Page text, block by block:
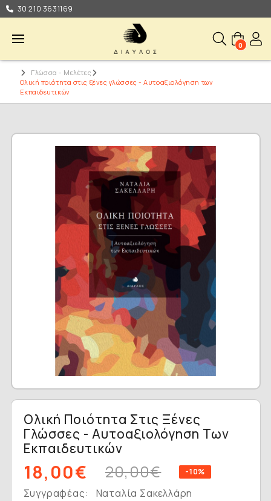
30 210 3631169
0
Γλώσσα - Μελέτες
Ολική ποιότητα στις ξένες γλώσσες - Αυτοαξιολόγηση των
Εκπαιδευτικών
Ολική Ποιότητα Στις Ξένες
Γλώσσες - Αυτοαξιολόγηση Των
Εκπαιδευτικών
18,00€ 20,00€ -10%
Συγγραφέας:
Ναταλία Σακελλάρη